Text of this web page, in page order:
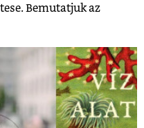
Bemutatjuk az